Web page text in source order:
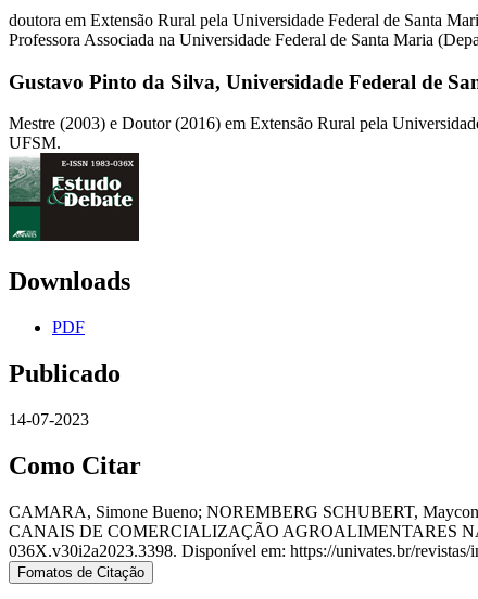
doutora em Extensão Rural pela Universidade Federal de Santa
Professora Associada na Universidade Federal de Santa Maria
Gustavo Pinto da Silva, Universidade Federal de
Mestre (2003) e Doutor (2016) em Extensão Rural pela
UFSM.
Downloads
PDF
Publicado
14-07-2023
Como Citar
CAMARA, Simone Bueno; NOREMBERG SCHUBERT,
CANAIS DE COMERCIALIZAÇÃO AGROALIMENTARES
036X.v30i2a2023.3398. Disponível em: https://univates.br/
Fomatos de Citação